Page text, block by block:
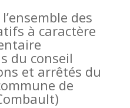
des
à caractère
du conseil
et arrêtés du
de